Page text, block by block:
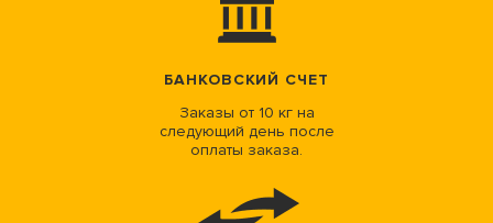
БАНКОВСКИЙ СЧЕТ
Заказы от 10 кг на
следующий день после
оплаты заказа.